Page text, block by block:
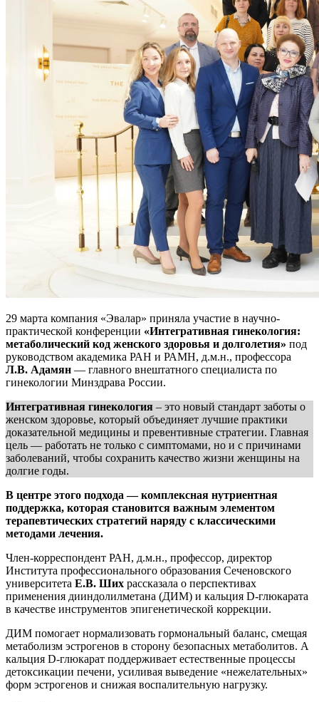
29 марта компания «Эвалар» приняла участие в научно-
практической конференции «Интегративная гинекология:
метаболический код женского здоровья и долголетия» под
руководством академика РАН и РАМН, д.м.н., профессора
Л.В. Адамян — главного внештатного специалиста по
гинекологии Минздрава России.
Интегративная гинекология – это новый стандарт заботы о
женском здоровье, который объединяет лучшие практики
доказательной медицины и превентивные стратегии. Главная
цель — работать не только с симптомами, но и с причинами
заболеваний, чтобы сохранить качество жизни женщины на
долгие годы.
В центре этого подхода — комплексная нутриентная
поддержка, которая становится важным элементом
терапевтических стратегий наряду с классическими
методами лечения.
Член-корреспондент РАН, д.м.н., профессор, директор
Института профессионального образования Сеченовского
университета Е.В. Ших рассказала о перспективах
применения дииндолилметана (ДИМ) и кальция D-глюкарата
в качестве инструментов эпигенетической коррекции.
ДИМ помогает нормализовать гормональный баланс, смещая
метаболизм эстрогенов в сторону безопасных метаболитов. А
кальция D-глюкарат поддерживает естественные процессы
детоксикации печени, усиливая выведение «нежелательных»
форм эстрогенов и снижая воспалительную нагрузку.